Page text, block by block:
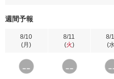
週間予報
8/10
(月)
8/11
(火)
8/
(